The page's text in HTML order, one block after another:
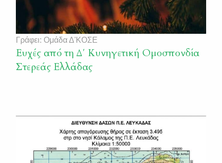
Γράφει: Ομάδα Δ'ΚΟΣΕ
Ευχές από τη Δ΄ Κυνηγετική Ομοσπονδία
Στερεάς Ελλάδας